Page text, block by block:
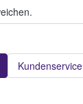
Kundenservice